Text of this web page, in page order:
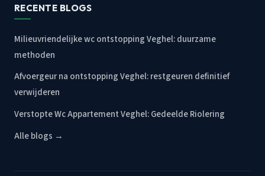
RECENTE BLOGS
Milieuvriendelijke wc ontstopping Veghel: duurzame
methoden
Afvoergeur na ontstopping Veghel: restgeuren definitief
verwijderen
Verstopte Wc Appartement Veghel: Gedeelde Riolering
Alle blogs →